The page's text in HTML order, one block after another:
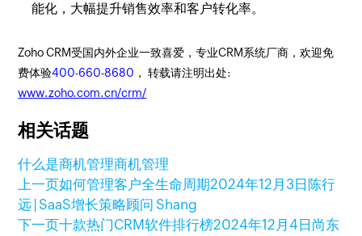
能化，大幅提升销售效率和客户转化率。
Zoho CRM受国内外企业一致喜爱，专业CRM系统厂商，欢迎免
费体验400-660-8680 ， 转载请注明出处:
www.zoho.com.cn/crm/
相关话题
什么是商机管理商机管理
上一页如何管理客户全生命周期2024年12月3日 陈行
远 | SaaS增长策略顾问 Shang
下一页十款热门CRM软件排行榜2024年12月4日 尚东